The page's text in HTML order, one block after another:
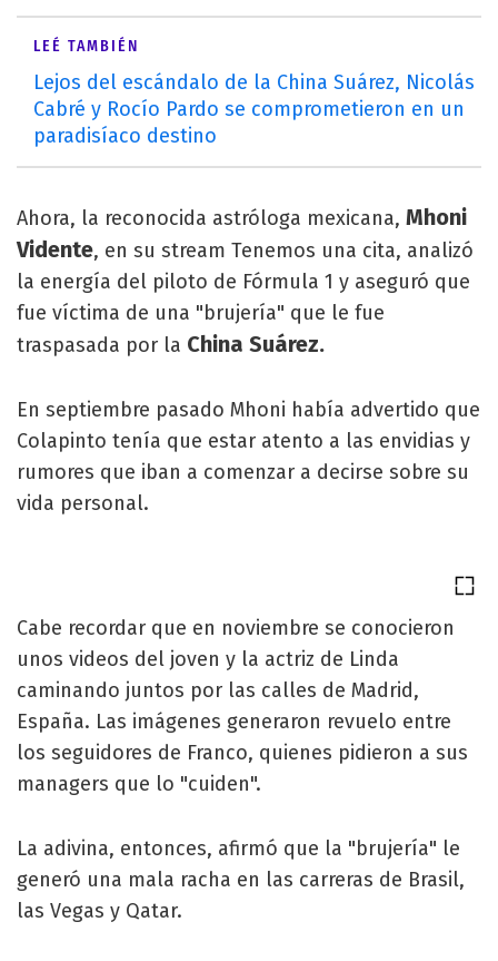
LEÉ TAMBIÉN
Lejos del escándalo de la China Suárez, Nicolás
Cabré y Rocío Pardo se comprometieron en un
paradisíaco destino
Ahora, la reconocida astróloga mexicana, Mhoni
Vidente, en su stream Tenemos una cita, analizó
la energía del piloto de Fórmula 1 y aseguró que
fue víctima de una "brujería" que le fue
traspasada por la China Suárez.
En septiembre pasado Mhoni había advertido que
Colapinto tenía que estar atento a las envidias y
rumores que iban a comenzar a decirse sobre su
vida personal.
Cabe recordar que en noviembre se conocieron
unos videos del joven y la actriz de Linda
caminando juntos por las calles de Madrid,
España. Las imágenes generaron revuelo entre
los seguidores de Franco, quienes pidieron a sus
managers que lo "cuiden".
La adivina, entonces, afirmó que la "brujería" le
generó una mala racha en las carreras de Brasil,
las Vegas y Qatar.